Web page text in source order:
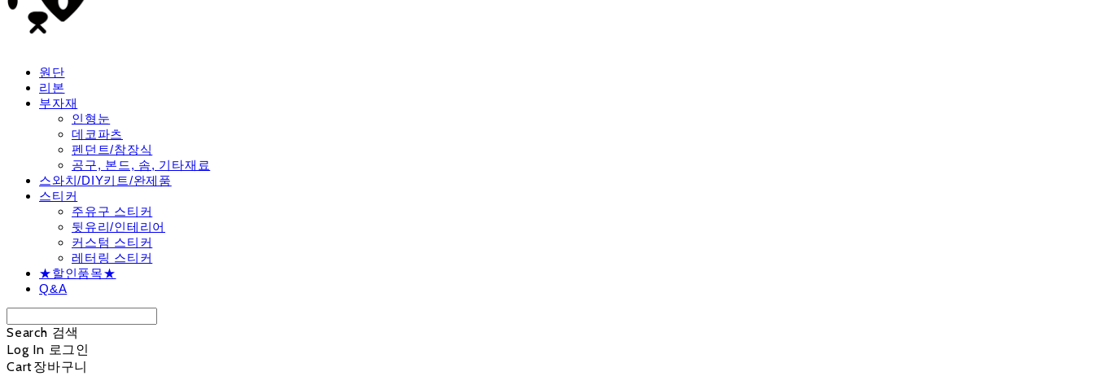
원단
리본
부자재
인형눈
데코파츠
펜던트/참장식
공구, 본드, 솜, 기타재료
스와치/DIY키트/완제품
스티커
주유구 스티커
뒷유리/인테리어
커스텀 스티커
레터링 스티커
★할인품목★
Q&A
Search 검색
Log In 로그인
Cart장바구니